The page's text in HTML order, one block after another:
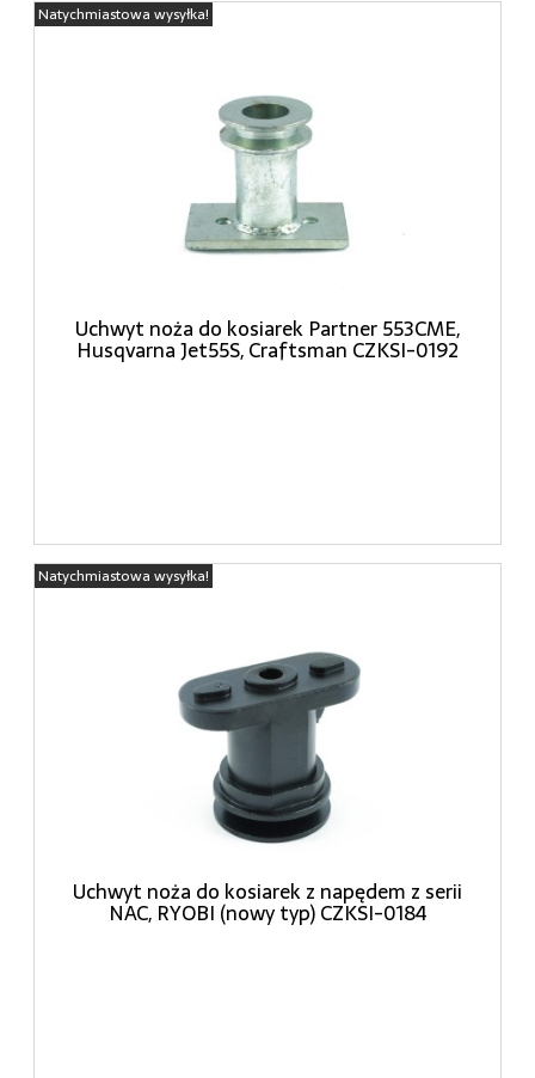
Uchwyt noża do kosiarek Partner 553CME,
Husqvarna Jet55S, Craftsman CZKSI-0192
Natychmiastowa wysyłka!
Uchwyt noża do kosiarek z napędem z serii
NAC, RYOBI (nowy typ) CZKSI-0184
Natychmiastowa wysyłka!